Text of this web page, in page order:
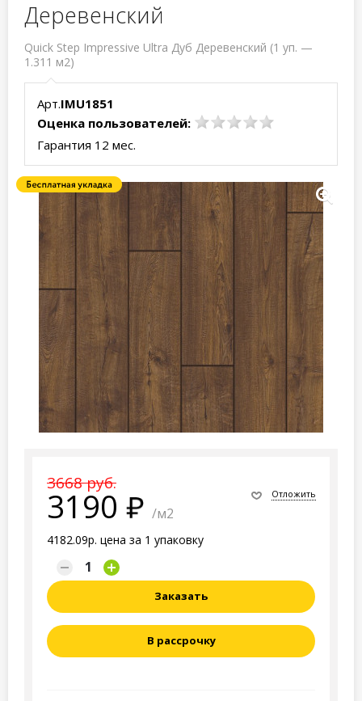
Деревенский
Quick Step Impressive Ultra Дуб Деревенский (1 уп. —
1.311 м2)
Арт.IMU1851
Оценка пользователей:
Гарантия 12 мес.
3668 руб.
3190 /м2
4182.09р. цена за 1 упаковку
Отложить
Заказать
В рассрочку